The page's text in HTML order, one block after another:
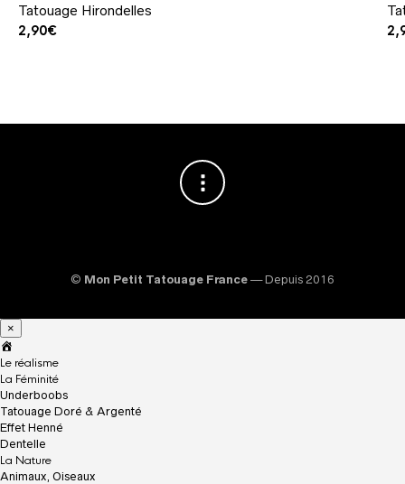
Tatouage Hirondelles
2,90€
© Mon Petit Tatouage France — Depuis 2016
×
c
c
u
e
i
l
Le réalisme
La Féminité
Underboobs
Tatouage Doré & Argenté
Effet Henné
Dentelle
La Nature
Animaux, Oiseaux